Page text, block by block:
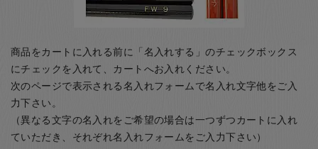
商品をカートに入れる前に「名入れする」のチェックボックス
にチェックを入れて、カートへお入れください。
次のページで表示される名入れフォームで名入れ文字他をご入
力下さい。
（異なる文字の名入れをご希望の場合は一つずつカートに入れ
ていただき、それぞれ名入れフォームをご入力下さい）